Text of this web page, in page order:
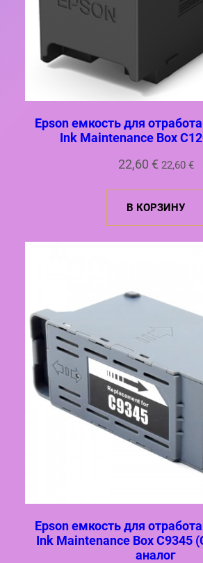
Epson емкость для
Ink Maintenance Box
22,60 € 22,60 €
В КОРЗИНУ
Epson емкость для
Ink Maintenance Box C9345
аналог